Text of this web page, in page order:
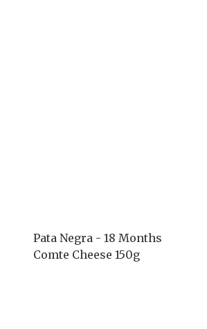
Pata Negra - 18 Months
Comte Cheese 150g